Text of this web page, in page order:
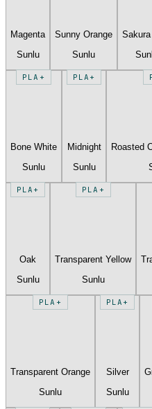
Magenta
Sunlu
Sunny Orange
Sunlu
PLA+
Bone White
Sunlu
PLA+
Midnight
Sunlu
Roasted
PLA+
Oak
Sunlu
PLA+
Transparent Yellow
Sunlu
PLA+
Transparent Orange
Sunlu
PLA+
Silver
Sunlu